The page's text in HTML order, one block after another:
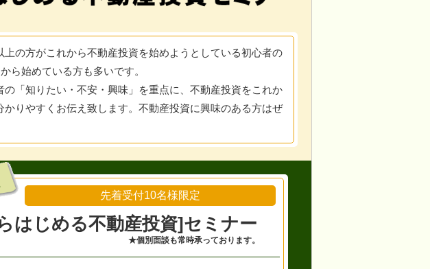
上の方がこれから不動産投資を始めようとしている初心者の
ら始めている方も多いです。
の「知りたい・不安・興味」を重点に、不動産投資をこれか
かりやすくお伝え致します。不動産投資に興味のある方はぜ
はじめる不動産投資]セミナー
★個別面談も常時承っております。
先着受付10名様限定